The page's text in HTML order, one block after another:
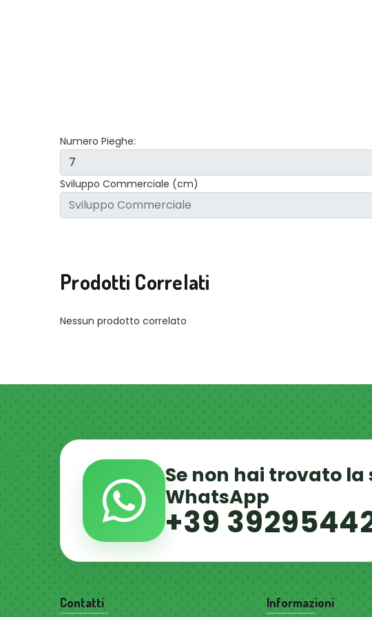
Numero Pieghe:
Sviluppo Commerciale (cm)
Prodotti Correlati
Nessun prodotto correlato
Se non hai trovato
WhatsApp
+39
Contatti Informazioni